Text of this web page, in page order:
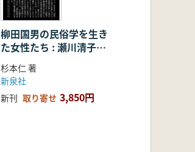
柳田国男の民俗学を生き
た女性たち : 瀬川清子・
能田多代子・江馬三枝
子・大藤ゆき、そして
「女の会」 : どうしたら
人間は学問によって倖せ
杉本仁 著
新泉社
新刊 取り寄せ 3,850円